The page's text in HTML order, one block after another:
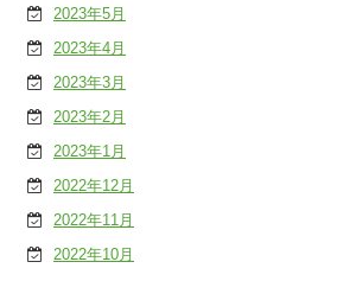
2023年5月
2023年4月
2023年3月
2023年2月
2023年1月
2022年12月
2022年11月
2022年10月